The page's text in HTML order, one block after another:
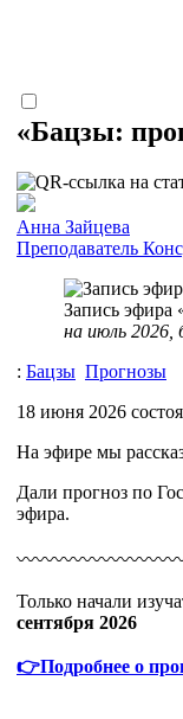
«Бацзы:
Анна Зайцева
Преподаватель
Запись эфира
на июль 2026,
: Бацзы Прогнозы
18 июня 2026
На эфире мы
Дали прогноз по
эфира.
〰️〰️〰️〰️〰️〰️〰️〰️
Только начали
сентября 2026
👉Подробнее о